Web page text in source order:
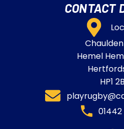
CONTACT
Hemel
HP1